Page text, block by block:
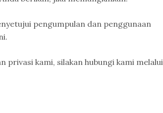
pengumpulan dan penggunaan
privasi kami, silakan hubungi kami melalui